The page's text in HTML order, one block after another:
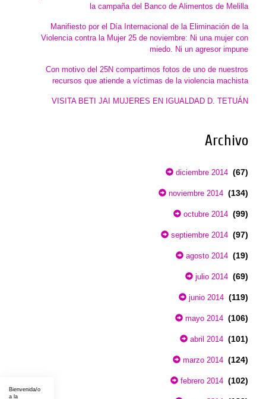
la campaña del Banco de Alimentos de Melilla
Manifiesto por el Día Internacional de la Eliminación de la
Violencia contra la Mujer 25 de noviembre: Ni una mujer con
miedo. Ni un agresor impune
Con motivo del 25N compartimos fotos de uno de nuestros
recursos que atiende a víctimas de la violencia machista
VISITA BETI JAI MUJERES EN IGUALDAD D. TETUÁN
Archivo
diciembre 2014 (67)
noviembre 2014 (134)
octubre 2014 (99)
septiembre 2014 (97)
agosto 2014 (19)
julio 2014 (69)
junio 2014 (119)
mayo 2014 (106)
abril 2014 (101)
marzo 2014 (124)
febrero 2014 (102)
Bienvenida/o
a la